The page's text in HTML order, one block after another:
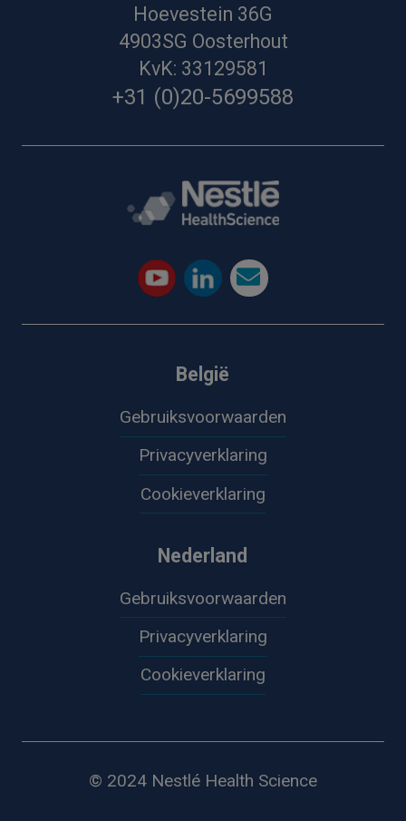
Hoevestein 36G
4903SG Oosterhout
KvK: 33129581
+31 (0)20-5699588
België
Gebruiksvoorwaarden
Privacyverklaring
Cookieverklaring
Nederland
Gebruiksvoorwaarden
Privacyverklaring
Cookieverklaring
© 2024 Nestlé Health Science